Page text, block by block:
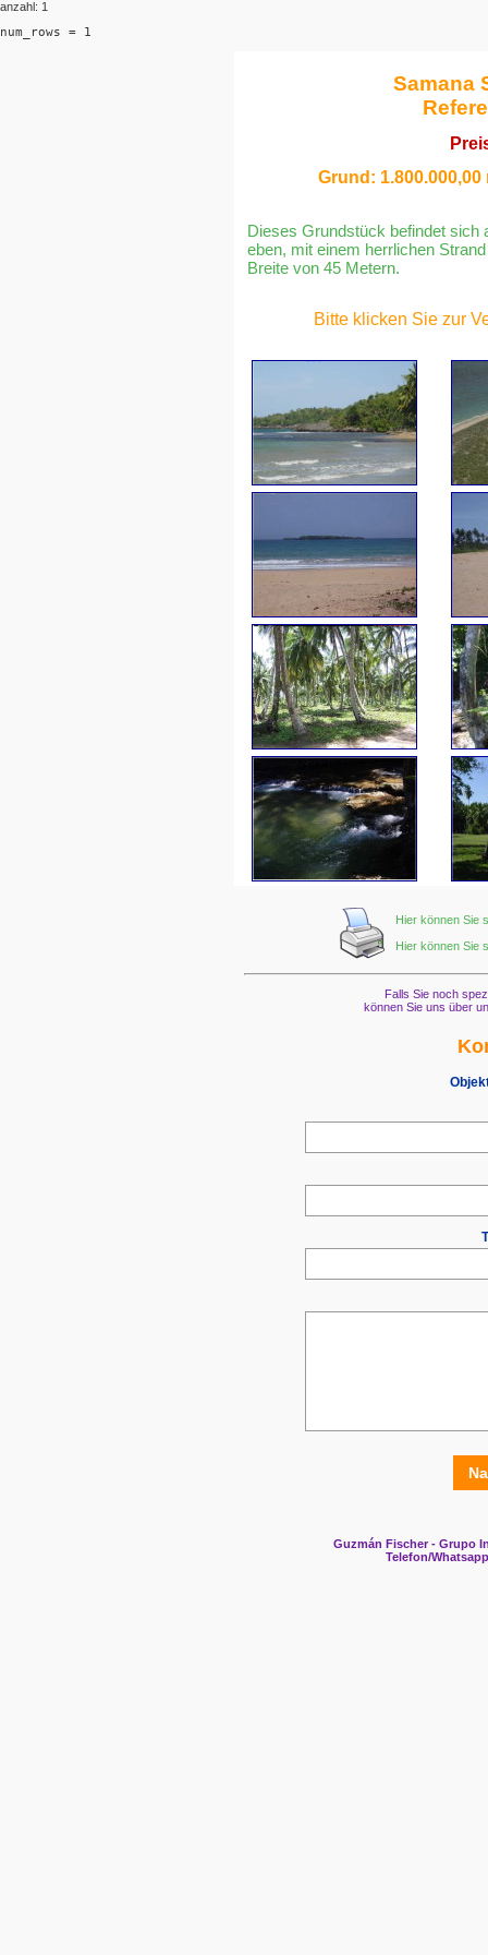
anzahl: 1
num_rows = 1
Samana
Grund: 1.800.000,00
Dieses Grundstück befindet sich
eben, mit einem herrlichen
Breite von 45 Metern.
Bitte klicken Sie zur
Hier können Sie
Hier können Sie
Falls Sie noch
können Sie uns über
Guzmán Fischer - Grupo
Telefon/